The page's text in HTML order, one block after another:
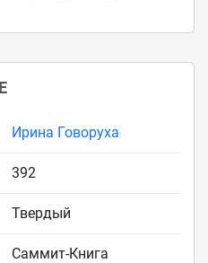
Ирина Говоруха
392
Твердый
Саммит-Книга